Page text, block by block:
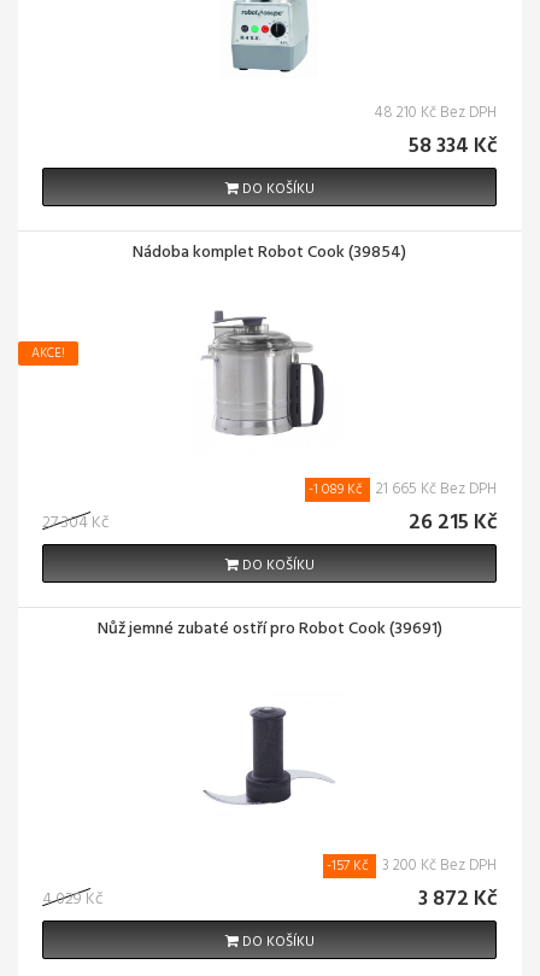
48 210 Kč Bez DPH
58 334 Kč
DO KOŠÍKU
Nádoba komplet Robot Cook (39854)
AKCE!
27 304 Kč
-1 089 Kč 21 665 Kč Bez DPH
26 215 Kč
DO KOŠÍKU
Nůž jemné zubaté ostří pro Robot Cook (39691)
4 029 Kč
-157 Kč 3 200 Kč Bez DPH
3 872 Kč
DO KOŠÍKU